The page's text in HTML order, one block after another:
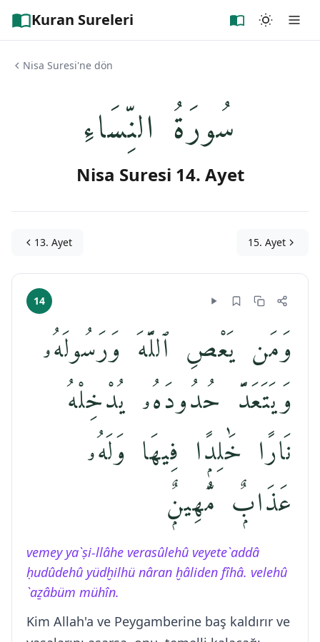
Kuran Sureleri
Nisa Suresi'ne dön
سُورَةُ النِّسَاءِ
Nisa Suresi 14. Ayet
13. Ayet 15. Ayet
14
وَمَن يَعْصِ ٱللَّهَ وَرَسُولَهُۥ
وَيَتَعَدَّ حُدُودَهُۥ يُدْخِلْهُ
نَارًا خَٰلِدًۭا فِيهَا وَلَهُۥ
عَذَابٌۭ مُّهِينٌۭ
vemey ya`ṣi-llâhe verasûlehû veyete`addâ
ḥudûdehû yüdḫilhü nâran ḫâliden fîhâ. velehû
`aẕâbüm mühîn.
Kim Allah'a ve Peygamberine baş kaldırır ve